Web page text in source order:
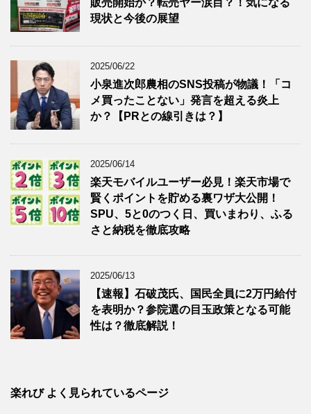
販売開始か？転売ヤー涙目？！気になる
現状と今後の展望
2025/06/22
小泉進次郎農相のSNS投稿が物議！「コ
メ買ったことない」発言を超える炎上
か？【PRとの線引きは？】
2025/06/14
楽天モバイルユーザー必見！楽天市場で
賢くポイントを貯める裏ワザ大公開！
SPU、5と0のつく日、買いまわり、ふる
さと納税を徹底攻略
2025/06/13
【速報】石破茂氏、国民全員に2万円給付
を表明か？参院選の目玉政策となる可能
性は？徹底解説！
楽れび よく見られているページ